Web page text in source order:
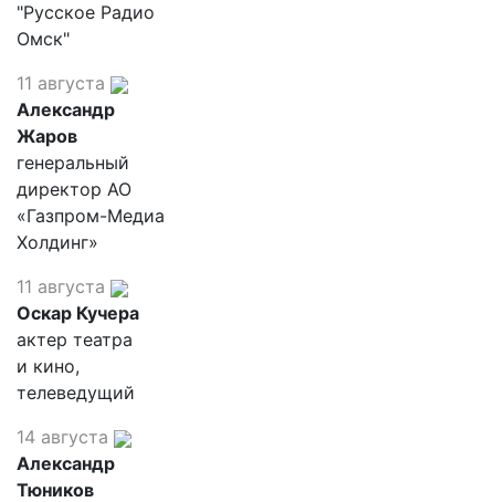
"Русское Радио
Омск"
11 августа
Александр
Жаров
генеральный
директор АО
«Газпром-Медиа
Холдинг»
11 августа
Оскар Кучера
актер театра
и кино,
телеведущий
14 августа
Александр
Тюников